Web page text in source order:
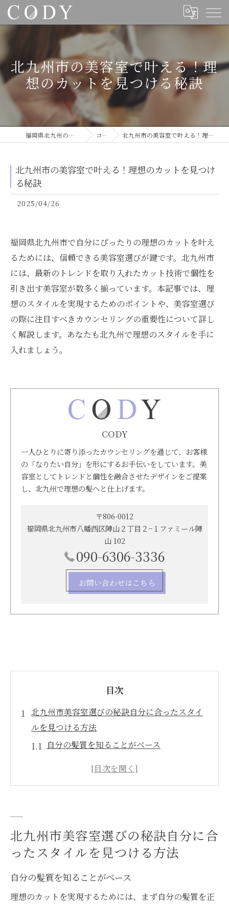
北九州市の美容室で叶える！理
想のカットを見つける秘訣
福岡県北九州の美容室ならCODY コラム 北九州市の美容室で叶える！理想のカットを見つける秘訣
北九州市の美容室で叶える！理想のカットを見つけ
る秘訣
2025/04/26
福岡県北九州市で自分にぴったりの理想のカットを叶え
るためには、信頼できる美容室選びが鍵です。北九州市
には、最新のトレンドを取り入れたカット技術で個性を
引き出す美容室が数多く揃っています。本記事では、理
想のスタイルを実現するためのポイントや、美容室選び
の際に注目すべきカウンセリングの重要性について詳し
く解説します。あなたも北九州で理想のスタイルを手に
入れましょう。
CODY
一人ひとりに寄り添ったカウンセリングを通じて、お客様
の「なりたい自分」を形にするお手伝いをしています。美
容室としてトレンドと個性を融合させたデザインをご提案
し、北九州で理想の髪へと仕上げます。
〒806-0012
福岡県北九州市八幡西区陣山２丁目２−１ファミール陣
山 102
090-6306-3336
お問い合わせはこちら
目次
北九州市美容室選びの秘訣自分に合ったスタイ
ルを見つける方法
自分の髪質を知ることがベース
スタイルを決める前にカウンセリングを活
実際の施術例を確認する方法
スタイリストとの相性を考える
イント
北九州特有のスタイルを取り入れる
北九州市美容室選びの秘訣自分に合
ったスタイルを見つける方法
自分の髪質を知ることがベース
理想のカットを実現するためには、まず自分の髪質を正